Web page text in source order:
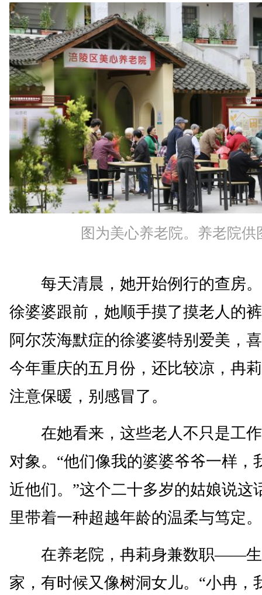
图为美心养老院。养老院供
每天清晨，她开始例行的查房。
徐婆婆跟前，她顺手摸了摸老人的
阿尔茨海默症的徐婆婆特别爱美，
今年重庆的五月份，还比较凉，冉
注意保暖，别感冒了。
在她看来，这些老人不只是工作
对象。“他们像我的婆婆爷爷一样，
近他们。”这个二十多岁的姑娘说这
里带着一种超越年龄的温柔与笃定。
在养老院，冉莉身兼数职——生
家，有时候又像树洞女儿。“小冉，